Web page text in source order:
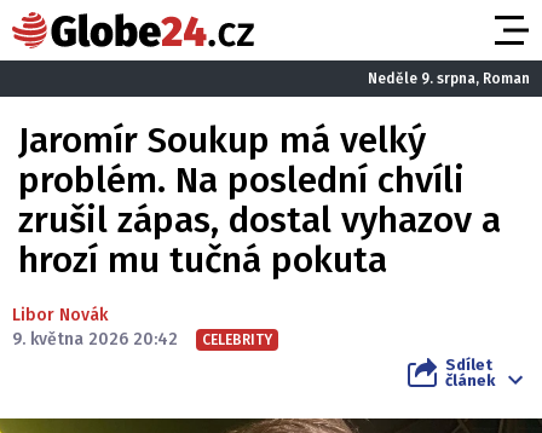
Neděle 9. srpna, Roman
Jaromír Soukup má velký
problém. Na poslední chvíli
zrušil zápas, dostal vyhazov a
hrozí mu tučná pokuta
Libor Novák
9. května 2026 20:42
CELEBRITY
Sdílet
článek